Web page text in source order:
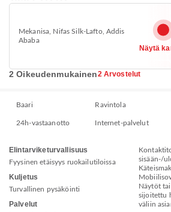
Mekanisa, Nifas Silk-Lafto, Addis
Ababa
Näytä
2 Oikeudenmukainen2 Arvostelut
Baari Ravintola
24h-vastaanotto Internet-palvelut
Elintarviketurvallisuus
Fyysinen etäisyys ruokailutiloissa
Kuljetus
Turvallinen pysäköinti
Palvelut
sisään-/
Näytöt
sijoitettu
väliin